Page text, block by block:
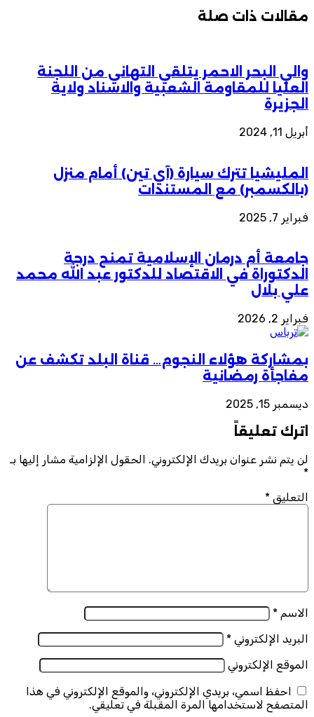
مقالات ذات صلة
والي البحر الاحمر يتلقي التهاني من اللجنة
العليا للمقاومة الشعبية والاسناد ولاية
الجزيرة
أبريل 11, 2024
المليشيا تترك سيارة (آي تين) أمام منزل
(بالكسمبر) مع المستندات
فبراير 7, 2025
جامعة أم درمان الإسلامية تمنح درجة
الدكتوراة في الاقتصاد للدكتور عبد الله محمد
علي بلال
فبراير 2, 2026
بمشاركة هؤلاء النجوم… قناة البلد تكشف عن
مفاجأة رمضانية
ديسمبر 15, 2025
اترك تعليقاً
لن يتم نشر عنوان بريدك الإلكتروني. الحقول الإلزامية مشار إليها بـ
*
التعليق *
الاسم *
البريد الإلكتروني *
الموقع الإلكتروني
احفظ اسمي، بريدي الإلكتروني، والموقع الإلكتروني في هذا
المتصفح لاستخدامها المرة المقبلة في تعليقي.